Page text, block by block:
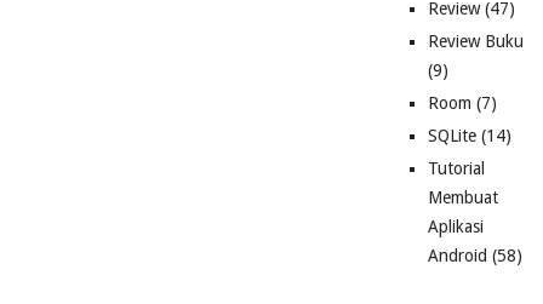
Review(47)
Review Buku
(9)
Room (7)
SQLite (14)
Tutorial
Membuat
Aplikasi
Android (58)